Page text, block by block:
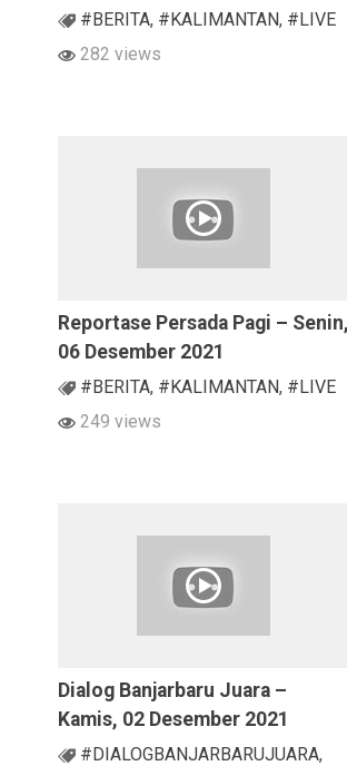
#BERITA, #KALIMANTAN, #LIVE
282 views
Reportase Persada Pagi – Senin,
06 Desember 2021
#BERITA, #KALIMANTAN, #LIVE
249 views
Dialog Banjarbaru Juara –
Kamis, 02 Desember 2021
#DIALOGBANJARBARUJUARA,